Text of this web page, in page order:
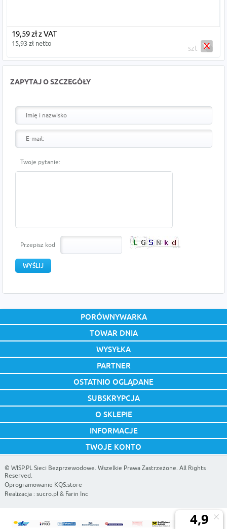
19,59 zł z VAT
15,93 zł netto
szt
ZAPYTAJ O SZCZEGÓŁY
Twoje pytanie:
Przepisz kod
PORÓWNYWARKA
TOWAR DNIA
WYSYŁKA
PARTNER
OSTATNIO OGLĄDANE
SUBSKRYPCJA
O SKLEPIE
INFORMACJE
TWOJE KONTO
© WISP.PL Sieci Bezprzewodowe . Wszelkie Prawa Zastrzeżone. All Rights
Reserved.
Oprogramowanie KQS.store
Realizacja : sucro.pl& Farin Inc